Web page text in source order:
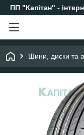
ПП "Капітан" -
Шини, диски та